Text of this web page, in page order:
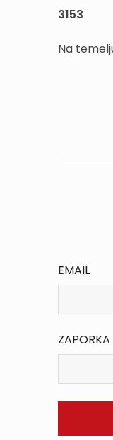
3153
Na
EMAIL
ZAPORKA